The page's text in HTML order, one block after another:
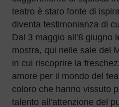
teatro è stato fonte di
diventa testimonianza di
Dal 3 maggio all’8 giugno
mostra, qui nelle sale del
in cui riscoprire la
amore per il mondo del
coloro che hanno vissuto
talento all’attenzione del